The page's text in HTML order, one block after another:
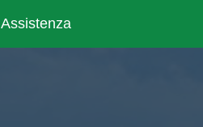
Assistenza